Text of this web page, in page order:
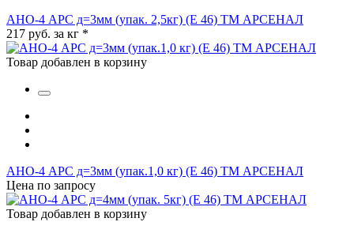
АНО-4 АРС д=3мм (упак. 2,5кг) (Е 46) ТМ АРСЕНАЛ
217 руб. за кг *
Товар добавлен в корзину
АНО-4 АРС д=3мм (упак.1,0 кг) (Е 46) ТМ АРСЕНАЛ
Цена по запросу
Товар добавлен в корзину